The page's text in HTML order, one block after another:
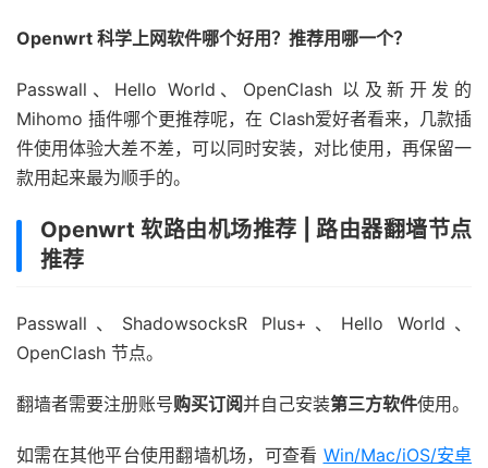
Openwrt 科学上网软件哪个好用？推荐用哪一个？
Passwall、Hello World、OpenClash 以及新开发的
Mihomo 插件哪个更推荐呢，在 Clash爱好者看来，几款插
件使用体验大差不差，可以同时安装，对比使用，再保留一
款用起来最为顺手的。
Openwrt 软路由机场推荐 | 路由器翻墙节点
推荐
Passwall、ShadowsocksR Plus+、Hello World、
OpenClash 节点。
翻墙者需要注册账号购买订阅并自己安装第三方软件使用。
如需在其他平台使用翻墙机场，可查看 Win/Mac/iOS/安卓